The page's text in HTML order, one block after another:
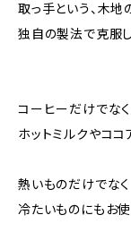
取っ手という、木地
独自の製法で克服
コーヒーだけでな
ホットミルクやココ
熱いものだけでなく
冷たいものにもお